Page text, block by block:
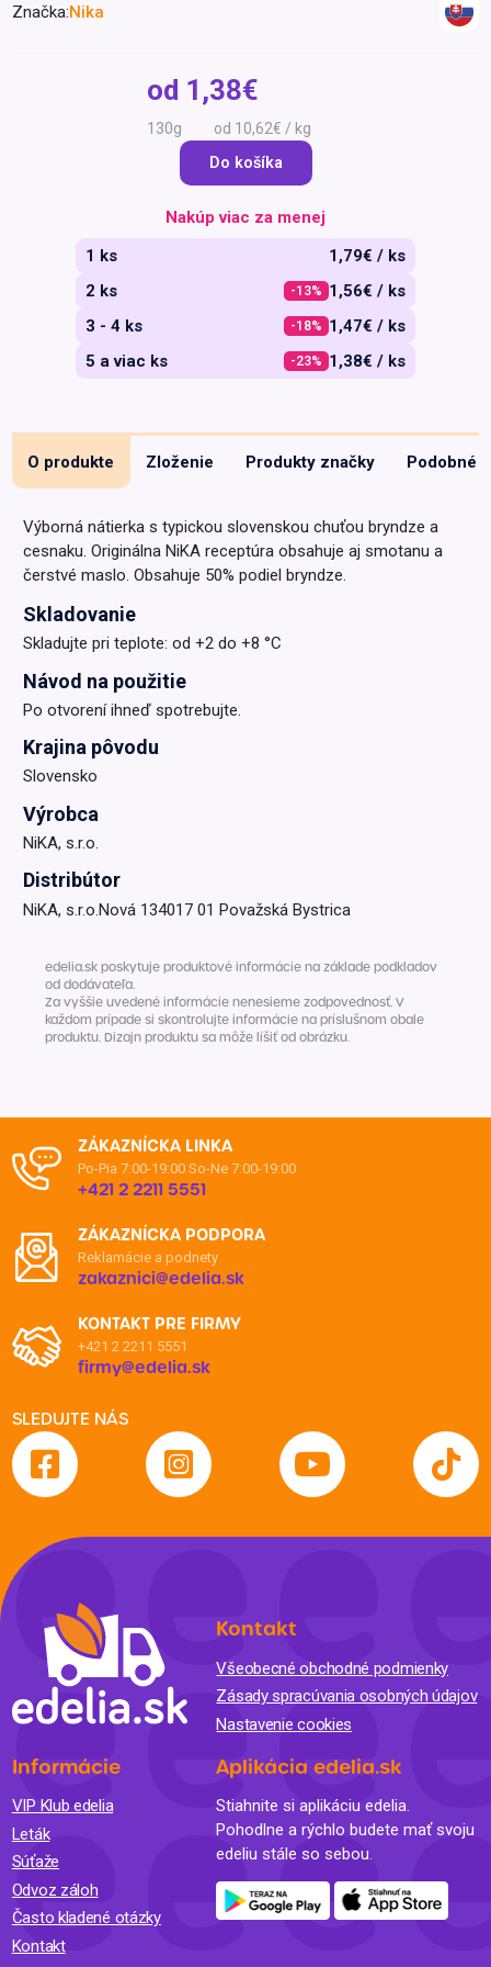
Drogéria a kozmetika
Domácnosť a kancelária
Domáci miláčikovia
Lekáreň
Značka:Nika
od 1,38€
130g od 10,62€ / kg
Do košíka
Nakúp viac za menej
1 ks
1,79€ / ks
2 ks
-13% 1,56€ / ks
3 - 4 ks
-18% 1,47€ / ks
5 a viac ks
-23% 1,38€ / ks
O produkte Zloženie Produkty značky Podobné
Výborná nátierka s typickou slovenskou chuťou bryndze a
cesnaku. Originálna NiKA receptúra obsahuje aj smotanu a
čerstvé maslo. Obsahuje 50% podiel bryndze.
Skladovanie
Skladujte pri teplote: od +2 do +8 °C
Návod na použitie
Po otvorení ihneď spotrebujte.
Krajina pôvodu
Slovensko
Výrobca
NiKA, s.r.o.
Distribútor
NiKA, s.r.o.Nová 134017 01 Považská Bystrica
edelia.sk poskytuje produktové informácie na základe podkladov
od dodávateľa.
Za vyššie uvedené informácie nenesieme zodpovednosť. V
každom prípade si skontrolujte informácie na príslušnom obale
produktu. Dizajn produktu sa môže líšiť od obrázku.
ZÁKAZNÍCKA LINKA
Po-Pia 7:00-19:00 So-Ne 7:00-19:00
+421 2 2211 5551
ZÁKAZNÍCKA PODPORA
Reklamácie a podnety
zakaznici@edelia.sk
KONTAKT PRE FIRMY
+421 2 2211 5551
firmy@edelia.sk
SLEDUJTE NÁS
Kontakt
Všeobecné obchodné podmienky
Zásady spracúvania osobných údajov
Nastavenie cookies
Informácie
VIP Klub edelia
Leták
Súťaže
Odvoz záloh
Často kladené otázky
Kontakt
Aplikácia edelia.sk
Stiahnite si aplikáciu edelia.
Pohodlne a rýchlo budete mať svoju
edeliu stále so sebou.